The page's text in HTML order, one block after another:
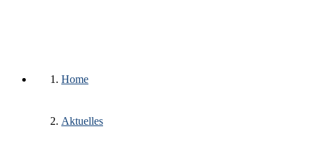
Home
Aktuelles